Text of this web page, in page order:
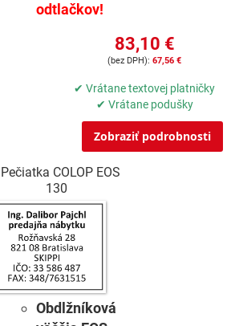
odtlačkov!
83,10 €
67,56 €
✔ Vrátane textovej platničky
✔ Vrátane podušky
Zobraziť podrobnosti
Pečiatka COLOP EOS
130
Obdlžníková